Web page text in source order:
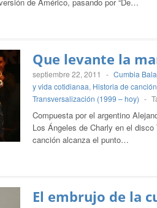
Que levante la
septiembre 22, 2011 - Cumbia
y vida cotidianaa, Historia de canción
Transversalización (1999 – hoy) -
Compuesta por el argentino
Los Ángeles de Charly en el
canción alcanza el punto…
El embrujo de la